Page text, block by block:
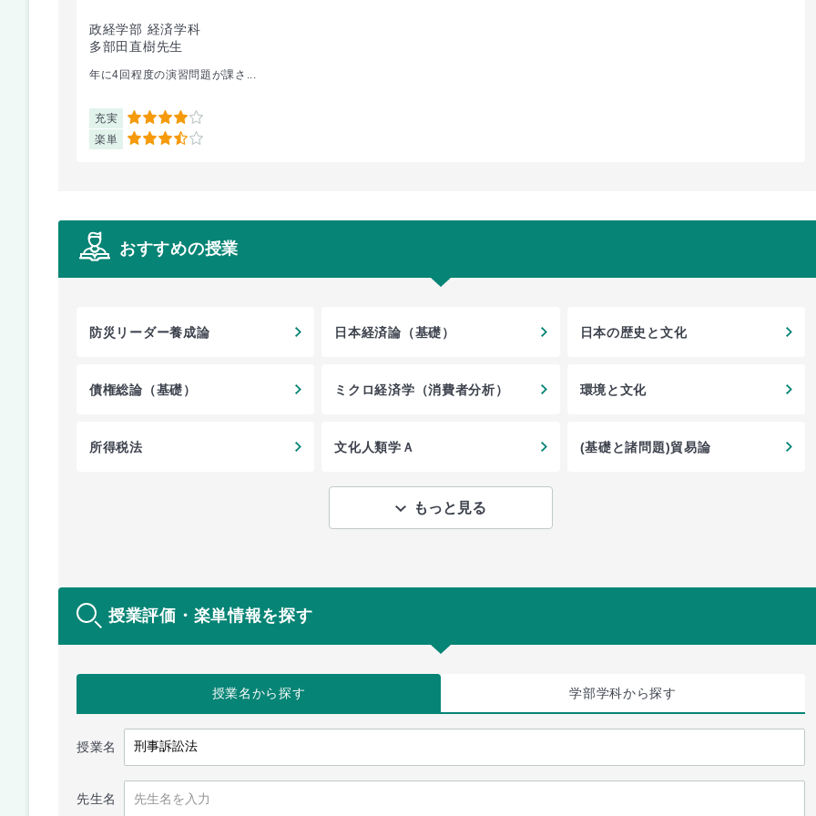
政経学部 経済学科
多部田直樹先生
年に4回程度の演習問題が課さ...
充実 4
楽単 3.5
おすすめの授業
防災リーダー養成論 日本経済論（基礎） 日本の歴史と文化
債権総論（基礎） ミクロ経済学（消費者分析） 環境と文化
所得税法 文化人類学Ａ (基礎と諸問題)貿易論
もっと見る
授業評価・楽単情報を探す
授業名から探す 学部学科から探す
授業名
先生名